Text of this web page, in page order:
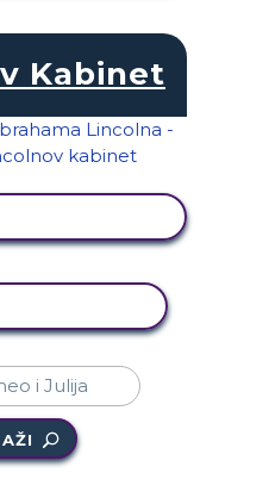
Kabinet